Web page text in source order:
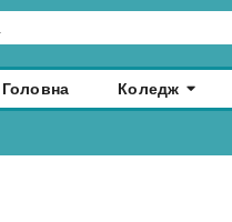
Головна Коледж